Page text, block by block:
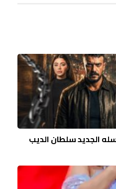
الجديد سلطان الديب